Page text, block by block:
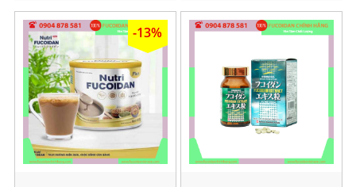
-13%